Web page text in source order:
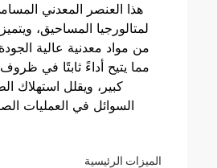
هذا العنصر المعدني
لمتالورجيا المساحيق،
من مواد معدنية عالية
مما يتيح أداءً ثابتًا في
كبير، ويقلل استهلاك
السوائل في العمليات
الميزات الرئيسية